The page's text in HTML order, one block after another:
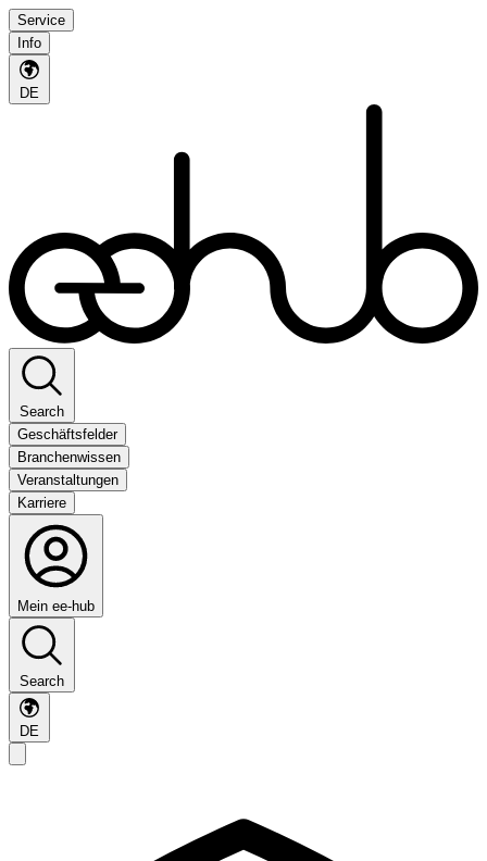
Service
Info
DE
Search
Geschäftsfelder
Branchenwissen
Veranstaltungen
Karriere
Mein ee-hub
Search
DE